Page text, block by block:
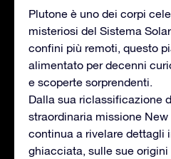
Plutone è uno dei corpi
misteriosi del Sistema
confini più remoti, questo
alimentato per decenni
e scoperte sorprendenti.
Dalla sua riclassificazione
straordinaria missione
continua a rivelare dettagli
ghiacciata, sulle sue